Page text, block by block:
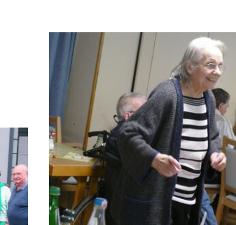
ZURÜCK
Google Datenschutzerklärung
Übersetzen
/
Translate
ZURÜCK